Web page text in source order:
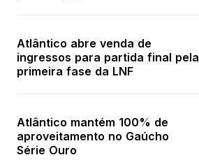
Atlântico abre venda de
ingressos para partida final pela
primeira fase da LNF
Atlântico mantém 100% de
aproveitamento no Gaúcho
Série Ouro